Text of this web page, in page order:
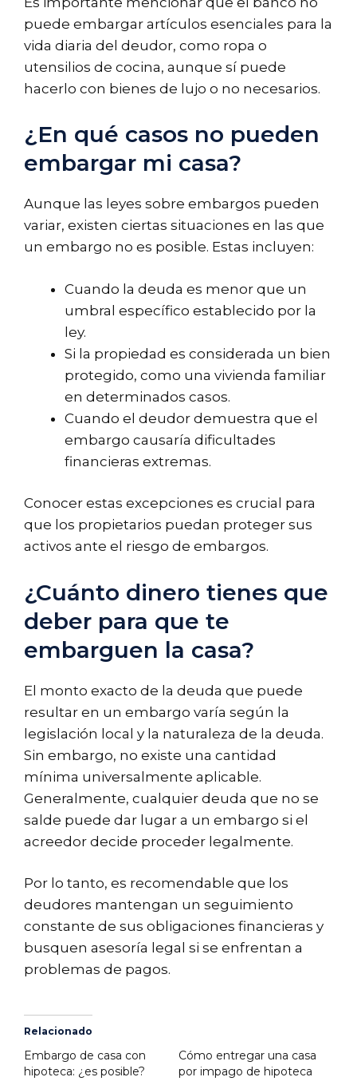
puede embargar artículos esenciales para la
vida diaria del deudor, como ropa o
utensilios de cocina, aunque sí puede
hacerlo con bienes de lujo o no necesarios.
¿En qué casos no pueden
embargar mi casa?
Aunque las leyes sobre embargos pueden
variar, existen ciertas situaciones en las que
un embargo no es posible. Estas incluyen:
Cuando la deuda es menor que un
umbral específico establecido por la
ley.
Si la propiedad es considerada un bien
protegido, como una vivienda familiar
en determinados casos.
Cuando el deudor demuestra que el
embargo causaría dificultades
financieras extremas.
Conocer estas excepciones es crucial para
que los propietarios puedan proteger sus
activos ante el riesgo de embargos.
¿Cuánto dinero tienes que
deber para que te
embarguen la casa?
El monto exacto de la deuda que puede
resultar en un embargo varía según la
legislación local y la naturaleza de la deuda.
Sin embargo, no existe una cantidad
mínima universalmente aplicable.
Generalmente, cualquier deuda que no se
salde puede dar lugar a un embargo si el
acreedor decide proceder legalmente.
Por lo tanto, es recomendable que los
deudores mantengan un seguimiento
constante de sus obligaciones financieras y
busquen asesoría legal si se enfrentan a
problemas de pagos.
Relacionado
Embargo de casa con
hipoteca: ¿es posible?
Cómo entregar una casa
por impago de hipoteca